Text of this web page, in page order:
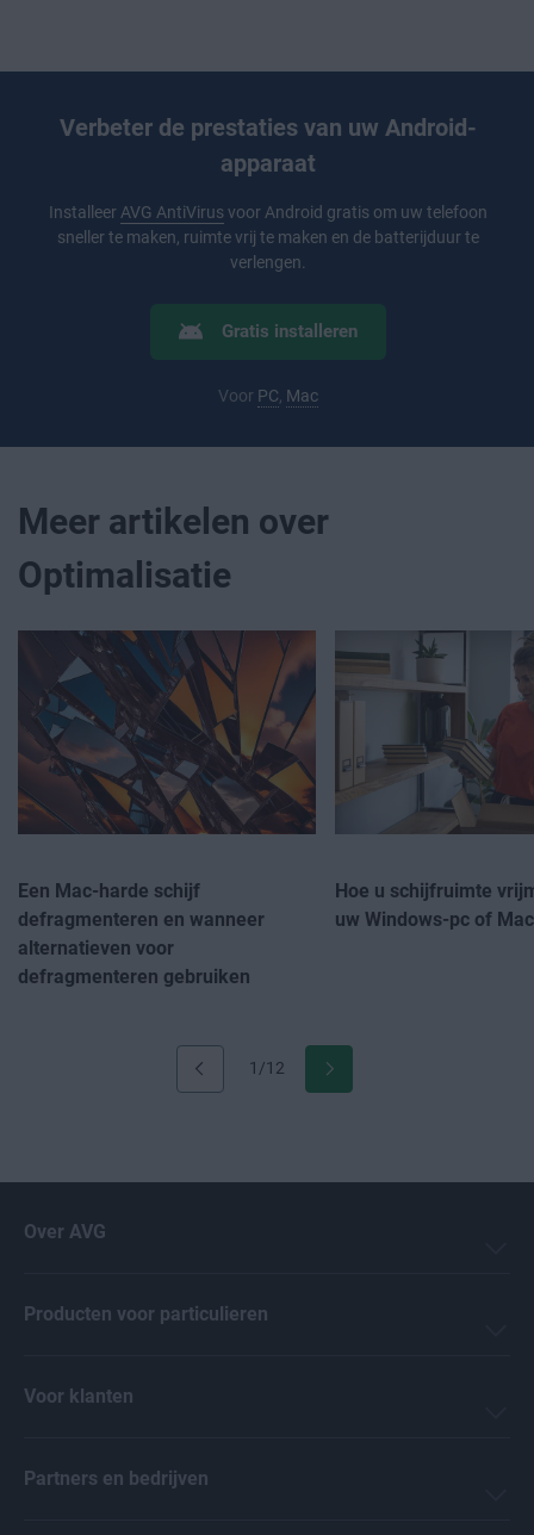
Verbeter de prestaties van uw Android-
apparaat
InstalleerAVG AntiVirusvoor Android gratis om uw telefoon
sneller te maken, ruimte vrij te maken en de batterijduur te
verlengen.
Gratis installeren
Voor PC, Mac
Meer artikelen over
Optimalisatie
1/12
Een Mac-harde schijf
defragmenteren en wanneer
alternatieven voor
defragmenteren gebruiken
Hoe u schijfruimte
uw Windows-pc of Mac
Over AVG
Producten voor particulieren
Voor klanten
Partners en bedrijven